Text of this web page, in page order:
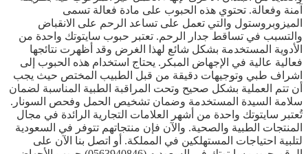
آمنة وفعالة. تحتوي هذه الحبوب على مادة فعالة تسمى
الميزوبروستول والتي تعمل على تساعد الرحم على الانقباض
والتسبب في تساقط جدار الرحم. تعتبر حبوب سايتوتك واحدة من
الأدوية المستخدمة بشكل شائع لهذا الغرض وقد أظهرت نتائجها
فعالية عالية في الإجهاض المبكر. يحتاج استخدام هذه الحبوب إلى
اشراف طبي وتوجيهات دقيقة من قبل الطبيب المختص حيث يجب
أن تتم العملية بشكل صحيح وتحت المراقبة الطبية المناسبة لضمان
سلامة السيدة المستخدمة وضمان تشخيص الحمل وفحص السونار.
تُعتبر سايتوتك واحدة من أشهر العلامات التجارية الرائدة في مجال
المنتجات الطبية والصحية. والآن فإن منتجاتهم تتوفر في السعودية
لتلبية احتياجات المستهلكين في المملكة. أو اتصل بنا الآن على